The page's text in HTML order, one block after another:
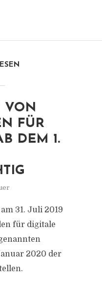
VON
FÜR
DEM 1.
31. Juli 2019
für digitale
2020 der